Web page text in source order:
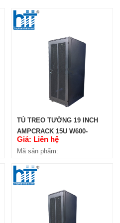
TỦ TREO TƯỜNG 19 INCH
AMPCRACK 15U W600-
H1360-D450
Giá: Liên hệ
Mã sản phẩm: